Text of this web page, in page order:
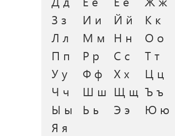
З з
И и Й й
К к
Л л
М м Н н
О о
П п
Р р С с
Т т
У у
Ф ф Х х
Ц ц
Ч ч
Ш ш Щ щ Ъ ъ
Ы ы
Ь ь Э э
Ю ю
Я я